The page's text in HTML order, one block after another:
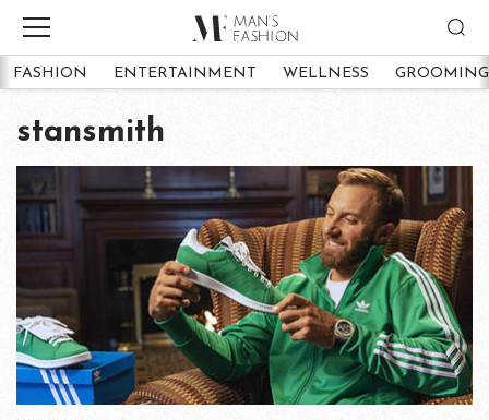
FASHION ENTERTAINMENT WELLNESS GROOMING
stansmith